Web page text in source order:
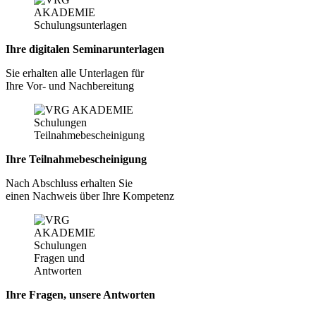
Ihre digitalen Seminarunterlagen
Sie erhalten alle Unterlagen für
Ihre Vor- und Nachbereitung
Ihre Teilnahmebescheinigung
Nach Abschluss erhalten Sie
einen Nachweis über Ihre Kompetenz
Ihre Fragen, unsere Antworten